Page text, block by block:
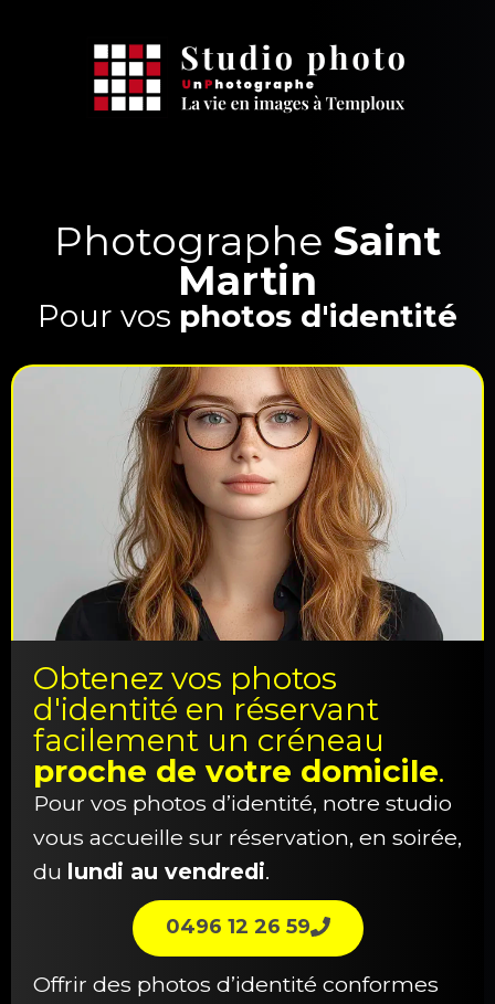
Photographe Saint
Martin
Pour vos photos d'identité
Obtenez vos photos
d'identité en réservant
facilement un créneau
proche de votre domicile.
Pour vos photos d’identité, notre studio
vous accueille sur réservation, en soirée,
du lundi au vendredi.
0496 12 26 59
Offrir des photos d’identité conformes